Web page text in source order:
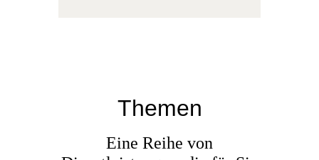
Themen
Eine Reihe von